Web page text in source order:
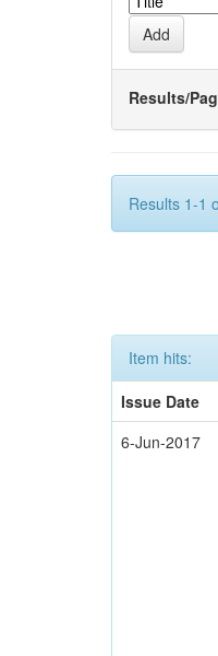
Results/
Results 1-1
Item hits:
Issue Date
6-Jun-2017